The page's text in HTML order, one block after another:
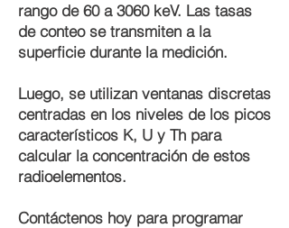
rango de 60 a 3060 keV. Las tasas
de conteo se transmiten a la
superficie durante la medición.
Luego, se utilizan ventanas discretas
centradas en los niveles de los picos
característicos K, U y Th para
calcular la concentración de estos
radioelementos.
Contáctenos hoy para programar